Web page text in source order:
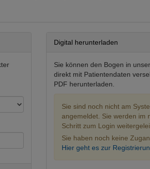
Digital herunterladen
Sie können den Bogen in
direkt mit Patientendaten
PDF herunterladen.
Sie sind noch nicht am
angemeldet. Sie werden im
Schritt zum Login
Sie haben noch keine
Hier geht es zur